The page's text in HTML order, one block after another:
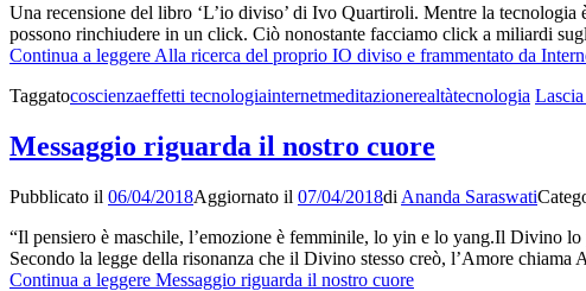
Una recensione del libro ‘L’io diviso’ di Ivo Quartiroli. Mentre la
possono rinchiudere in un click. Ciò nonostante facciamo click a miliardi
Continua a leggere Alla ricerca del proprio IO diviso e frammentato da
Taggatocoscienzaeffetti tecnologiainternetmeditazionerealtàtecnologia
Messaggio riguarda il nostro cuore
Pubblicato il 06/04/2018Aggiornato il 07/04/2018di Ananda Saraswati
“Il pensiero è maschile, l’emozione è femminile, lo yin e lo yang.Il Divino
Secondo la legge della risonanza che il Divino stesso creò, l’Amore
Continua a leggere Messaggio riguarda il nostro cuore